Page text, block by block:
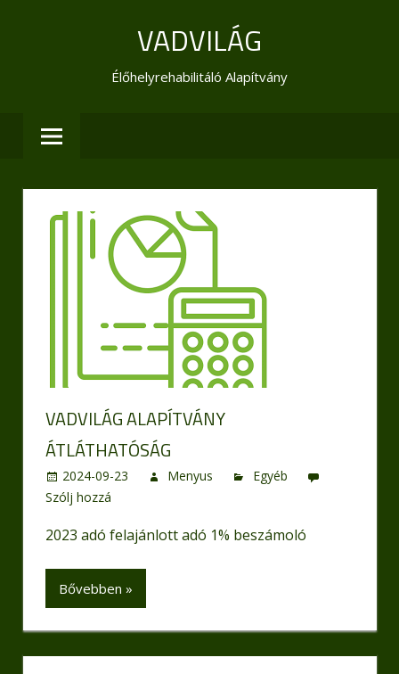
VADVILÁG
Élőhelyrehabilitáló Alapítvány
VADVILÁG ALAPÍTVÁNY
ÁTLÁTHATÓSÁG
2024-09-23 Menyus
Egyéb
Szólj hozzá
2023 adó felajánlott adó 1% beszámoló
Bővebben »